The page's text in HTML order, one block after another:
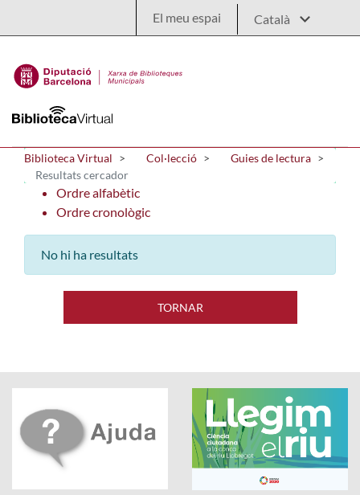
El meu espai
Biblioteca Virtual Col·lecció
Guies de lectura
Resultats cercador
Ordre alfabètic
Ordre cronològic
No hi ha resultats
TORNAR